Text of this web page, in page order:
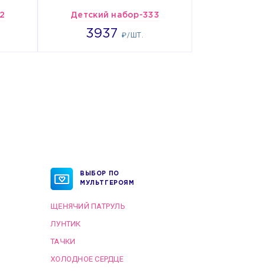
Детский набор-333
3937₽/ШТ.
3937
ВЫБОР ПО
МУЛЬТГЕРОЯМ
ЩЕНЯЧИЙ ПАТРУЛЬ
ЛУНТИК
ТАЧКИ
ХОЛОДНОЕ СЕРДЦЕ